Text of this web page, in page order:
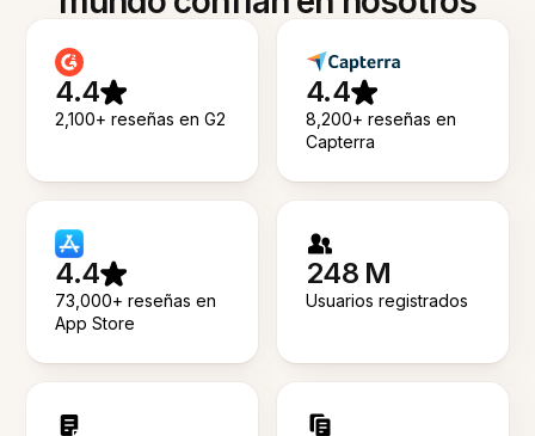
4.4
2,100+ reseñas en G2
4.4
8,200+ reseñas en
Capterra
4.4
73,000+ reseñas en
App Store
248 M
Usuarios registrados